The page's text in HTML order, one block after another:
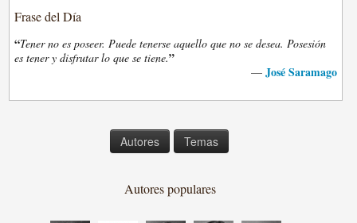
Frase del Día
“Tener no es poseer. Puede tenerse aquello que no se desea. Posesión
es tener y disfrutar lo que se tiene.”
— José Saramago
Autores Temas
Autores populares